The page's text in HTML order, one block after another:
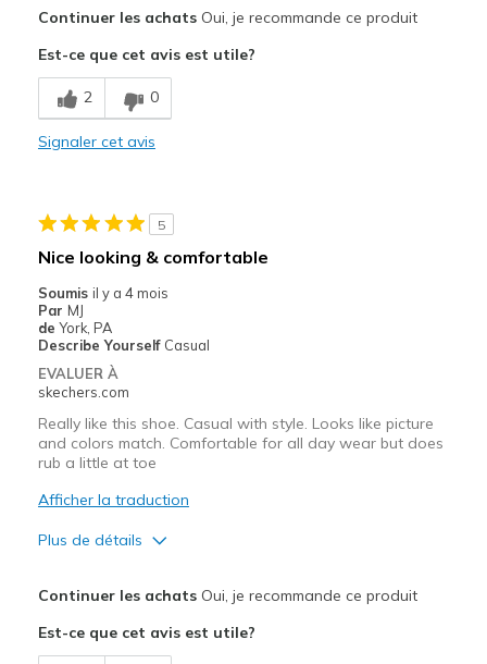
Comfortable
Stylish
View On Shoes
Continuer les achatsOui, je recommande ce produit
Est-ce que cet avis est utile?
2 0
Signaler cet avis
5
Nice looking & comfortable
Soumis il y a 4 mois
Par MJ
de York, PA
Describe Yourself Casual
EVALUER À
skechers.com
Really like this shoe. Casual with style. Looks like picture
and colors match. Comfortable for all day wear but does
rub a little at toe
Afficher la traduction
Plus de détails
Comfortable
Continuer les achatsOui, je recommande ce produit
Est-ce que cet avis est utile?